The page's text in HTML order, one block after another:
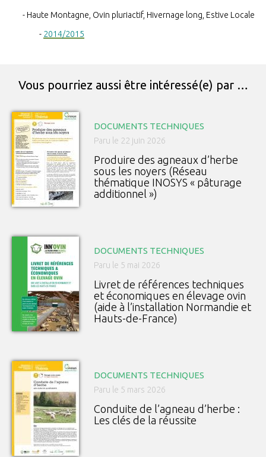
Haute Montagne, Ovin pluriactif, Hivernage long, Estive Locale
2014/2015
Vous pourriez aussi être intéressé(e) par …
DOCUMENTS TECHNIQUES
Paru le 22 juin 2026
Produire des agneaux d’herbe
sous les noyers (Réseau
thématique INOSYS « pâturage
additionnel »)
DOCUMENTS TECHNIQUES
Paru le 5 mai 2026
Livret de références techniques
et économiques en élevage ovin
(aide à l’installation Normandie et
Hauts-de-France)
DOCUMENTS TECHNIQUES
Paru le 5 mars 2026
Conduite de l’agneau d’herbe :
Les clés de la réussite